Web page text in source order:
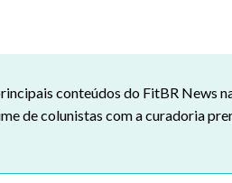
conteúdos do FitBR News
de colunistas com a curadoria